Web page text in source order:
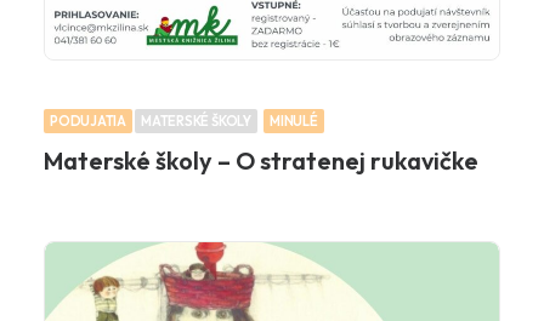
PODUJATIA MATERSKÉ ŠKOLY MINULÉ
Materské školy – O stratenej rukavičke